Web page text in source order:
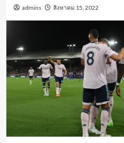
admins สิงหาคม 15, 2022